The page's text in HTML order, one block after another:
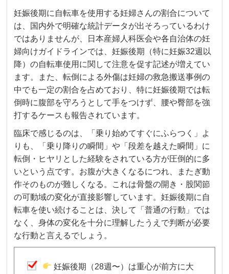
妊娠後期に自転車を使用する妊婦さんの割合について
は、国内外で明確な統計データが出そろっているわけ
ではありませんが、日本産婦人科医会や各自治体の妊
婦向けガイドラインでは、妊娠後期（特に妊娠32週以
降）の自転車使用に関して注意を促す記述が増えてい
ます。また、転倒による外傷は妊婦の救急搬送事例の
中でも一定の割合を占めており、特に妊娠後期では転
倒時に腹部を守ろうとして手をつけず、腰や臀部を強
打するケースも報告されています。
臨床で感じるのは、「乗り始めてすぐにふらつく」よ
りも、「乗り降りの瞬間」や「段差を越えた瞬間」に
転倒・ヒヤリとした経験をされている方が圧倒的に多
いという点です。お腹が大きくなるにつれ、またぎ動
作そのものが難しくなる。これは骨盤の開き・股関節
の可動域の変化が直接影響しています。妊娠後期に自
転車を使い続けることは、決して「普通の行動」では
なく、身体の変化を十分に理解したうえで判断が必要
な行動と言えるでしょう。
妊娠後期（28週〜）は重心が前方に大